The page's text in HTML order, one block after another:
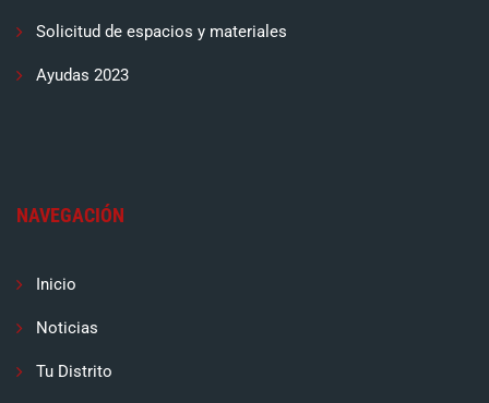
Solicitud de espacios y materiales
Ayudas 2023
NAVEGACIÓN
Inicio
Noticias
Tu Distrito